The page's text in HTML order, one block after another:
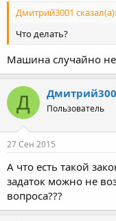
Дмитрий3001 сказал(а):
Что делать?
Машина случайно
Д Пользователь
27 Сен 2015
А что есть такой
задаток можно не
вопроса???